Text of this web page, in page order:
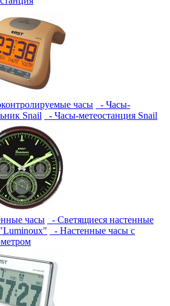
часы
- Часы-
Snail
- Часы-метеостанция Snail
часы
- Светящиеся настенные
- Настенные часы с